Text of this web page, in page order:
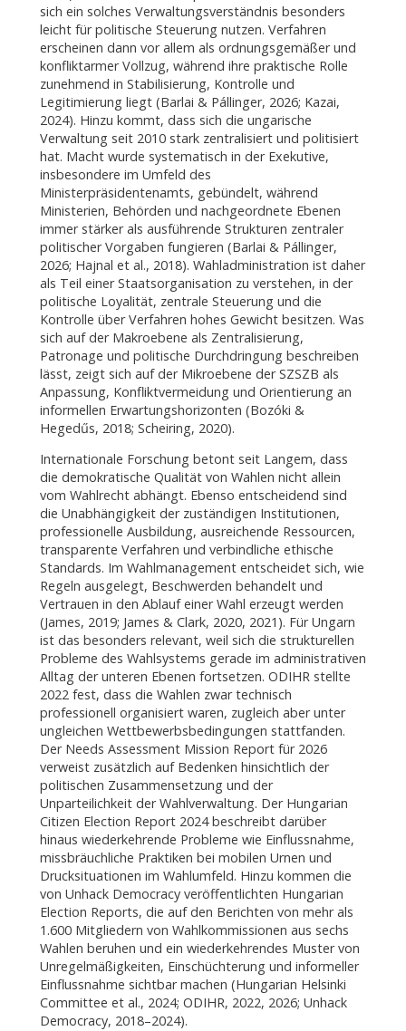
sich ein solches Verwaltungsverständnis besonders
leicht für politische Steuerung nutzen. Verfahren
erscheinen dann vor allem als ordnungsgemäßer und
konfliktarmer Vollzug, während ihre praktische Rolle
zunehmend in Stabilisierung, Kontrolle und
Legitimierung liegt (Barlai & Pállinger, 2026; Kazai,
2024). Hinzu kommt, dass sich die ungarische
Verwaltung seit 2010 stark zentralisiert und politisiert
hat. Macht wurde systematisch in der Exekutive,
insbesondere im Umfeld des
Ministerpräsidentenamts, gebündelt, während
Ministerien, Behörden und nachgeordnete Ebenen
immer stärker als ausführende Strukturen zentraler
politischer Vorgaben fungieren (Barlai & Pállinger,
2026; Hajnal et al., 2018). Wahladministration ist daher
als Teil einer Staatsorganisation zu verstehen, in der
politische Loyalität, zentrale Steuerung und die
Kontrolle über Verfahren hohes Gewicht besitzen. Was
sich auf der Makroebene als Zentralisierung,
Patronage und politische Durchdringung beschreiben
lässt, zeigt sich auf der Mikroebene der SZSZB als
Anpassung, Konfliktvermeidung und Orientierung an
informellen Erwartungshorizonten (Bozóki &
Hegedűs, 2018; Scheiring, 2020).
Internationale Forschung betont seit Langem, dass
die demokratische Qualität von Wahlen nicht allein
vom Wahlrecht abhängt. Ebenso entscheidend sind
die Unabhängigkeit der zuständigen Institutionen,
professionelle Ausbildung, ausreichende Ressourcen,
transparente Verfahren und verbindliche ethische
Standards. Im Wahlmanagement entscheidet sich, wie
Regeln ausgelegt, Beschwerden behandelt und
Vertrauen in den Ablauf einer Wahl erzeugt werden
(James, 2019; James & Clark, 2020, 2021). Für Ungarn
ist das besonders relevant, weil sich die strukturellen
Probleme des Wahlsystems gerade im administrativen
Alltag der unteren Ebenen fortsetzen. ODIHR stellte
2022 fest, dass die Wahlen zwar technisch
professionell organisiert waren, zugleich aber unter
ungleichen Wettbewerbsbedingungen stattfanden.
Der Needs Assessment Mission Report für 2026
verweist zusätzlich auf Bedenken hinsichtlich der
politischen Zusammensetzung und der
Unparteilichkeit der Wahlverwaltung. Der Hungarian
Citizen Election Report 2024 beschreibt darüber
hinaus wiederkehrende Probleme wie Einflussnahme,
missbräuchliche Praktiken bei mobilen Urnen und
Drucksituationen im Wahlumfeld. Hinzu kommen die
von Unhack Democracy veröffentlichten Hungarian
Election Reports, die auf den Berichten von mehr als
1.600 Mitgliedern von Wahlkommissionen aus sechs
Wahlen beruhen und ein wiederkehrendes Muster von
Unregelmäßigkeiten, Einschüchterung und informeller
Einflussnahme sichtbar machen (Hungarian Helsinki
Committee et al., 2024; ODIHR, 2022, 2026; Unhack
Democracy, 2018–2024).